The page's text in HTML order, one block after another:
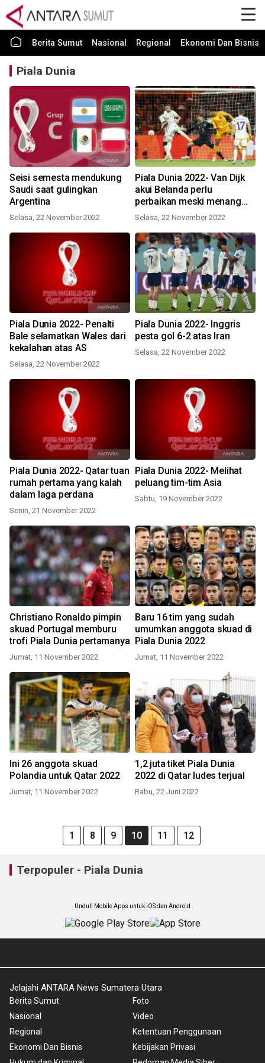
Berita Sumut Nasional Regional Ekonomi Dan Bisnis
Piala Dunia
Seisi semesta mendukung
Saudi saat gulingkan
Argentina
Selasa, 22 November 2022
Piala Dunia 2022- Van Dijk
akui Belanda perlu
perbaikan meski menang
atas Senegal
Selasa, 22 November 2022
Piala Dunia 2022- Penalti
Bale selamatkan Wales dari
kekalahan atas AS
Selasa, 22 November 2022
Piala Dunia 2022- Inggris
pesta gol 6-2 atas Iran
Selasa, 22 November 2022
Piala Dunia 2022- Qatar tuan
rumah pertama yang kalah
dalam laga perdana
Senin, 21 November 2022
Piala Dunia 2022- Melihat
peluang tim-tim Asia
Sabtu, 19 November 2022
Christiano Ronaldo pimpin
skuad Portugal memburu
trofi Piala Dunia pertamanya
Jumat, 11 November 2022
Baru 16 tim yang sudah
umumkan anggota skuad di
Piala Dunia 2022
Jumat, 11 November 2022
Ini 26 anggota skuad
Polandia untuk Qatar 2022
Jumat, 11 November 2022
1,2 juta tiket Piala Dunia
2022 di Qatar ludes terjual
Rabu, 22 Juni 2022
1 8 9 10 11 12
Terpopuler - Piala Dunia
Unduh Mobile Apps untuk iOS dan Android
Jelajahi ANTARA News Sumatera Utara
Berita Sumut
Nasional
Regional
Ekonomi Dan Bisnis
Foto
Video
Ketentuan Penggunaan
Kebijakan Privasi